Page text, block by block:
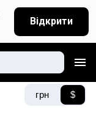
Відкрити
грн $